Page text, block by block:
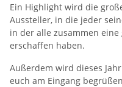
Ein Highlight wird die
Aussteller, in die jeder
in der alle zusammen
erschaffen haben.
Außerdem wird dieses
euch am Eingang